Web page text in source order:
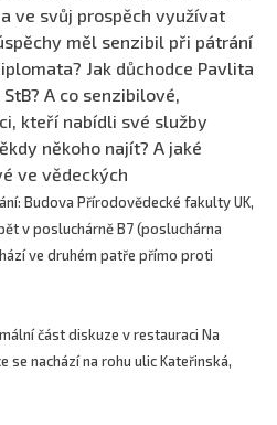
ve svůj prospěch využívat
měl senzibil při pátrání
Jak důchodce Pavlita
A co senzibilové,
kteří nabídli své služby
někoho najít? A jaké
ve vědeckých
Budova Přírodovědecké fakulty UK,
v posluchárně B7 (posluchárna
ve druhém patře přímo proti
část diskuze v restauraci Na
se nachází na rohu ulic Kateřinská,